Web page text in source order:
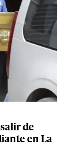
de
en La